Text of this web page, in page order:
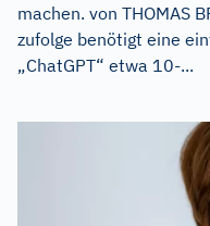
machen. von THOMAS
zufolge benötigt eine
„ChatGPT“ etwa 10-...